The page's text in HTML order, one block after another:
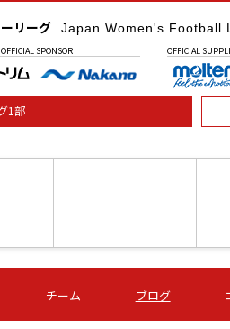
リーグ Japan Women's Football
OFFICIAL SPONSOR OFFICIAL
1部
15:00 第16節 09/05 (土) 16:00
ＡＧＦ
チーム ブログ